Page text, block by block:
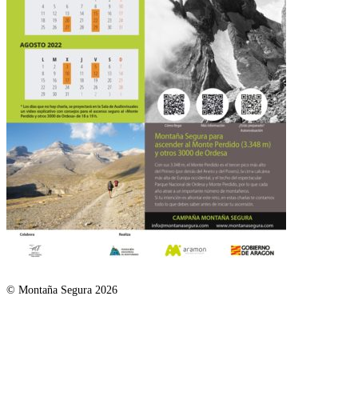
© Montaña Segura 2026